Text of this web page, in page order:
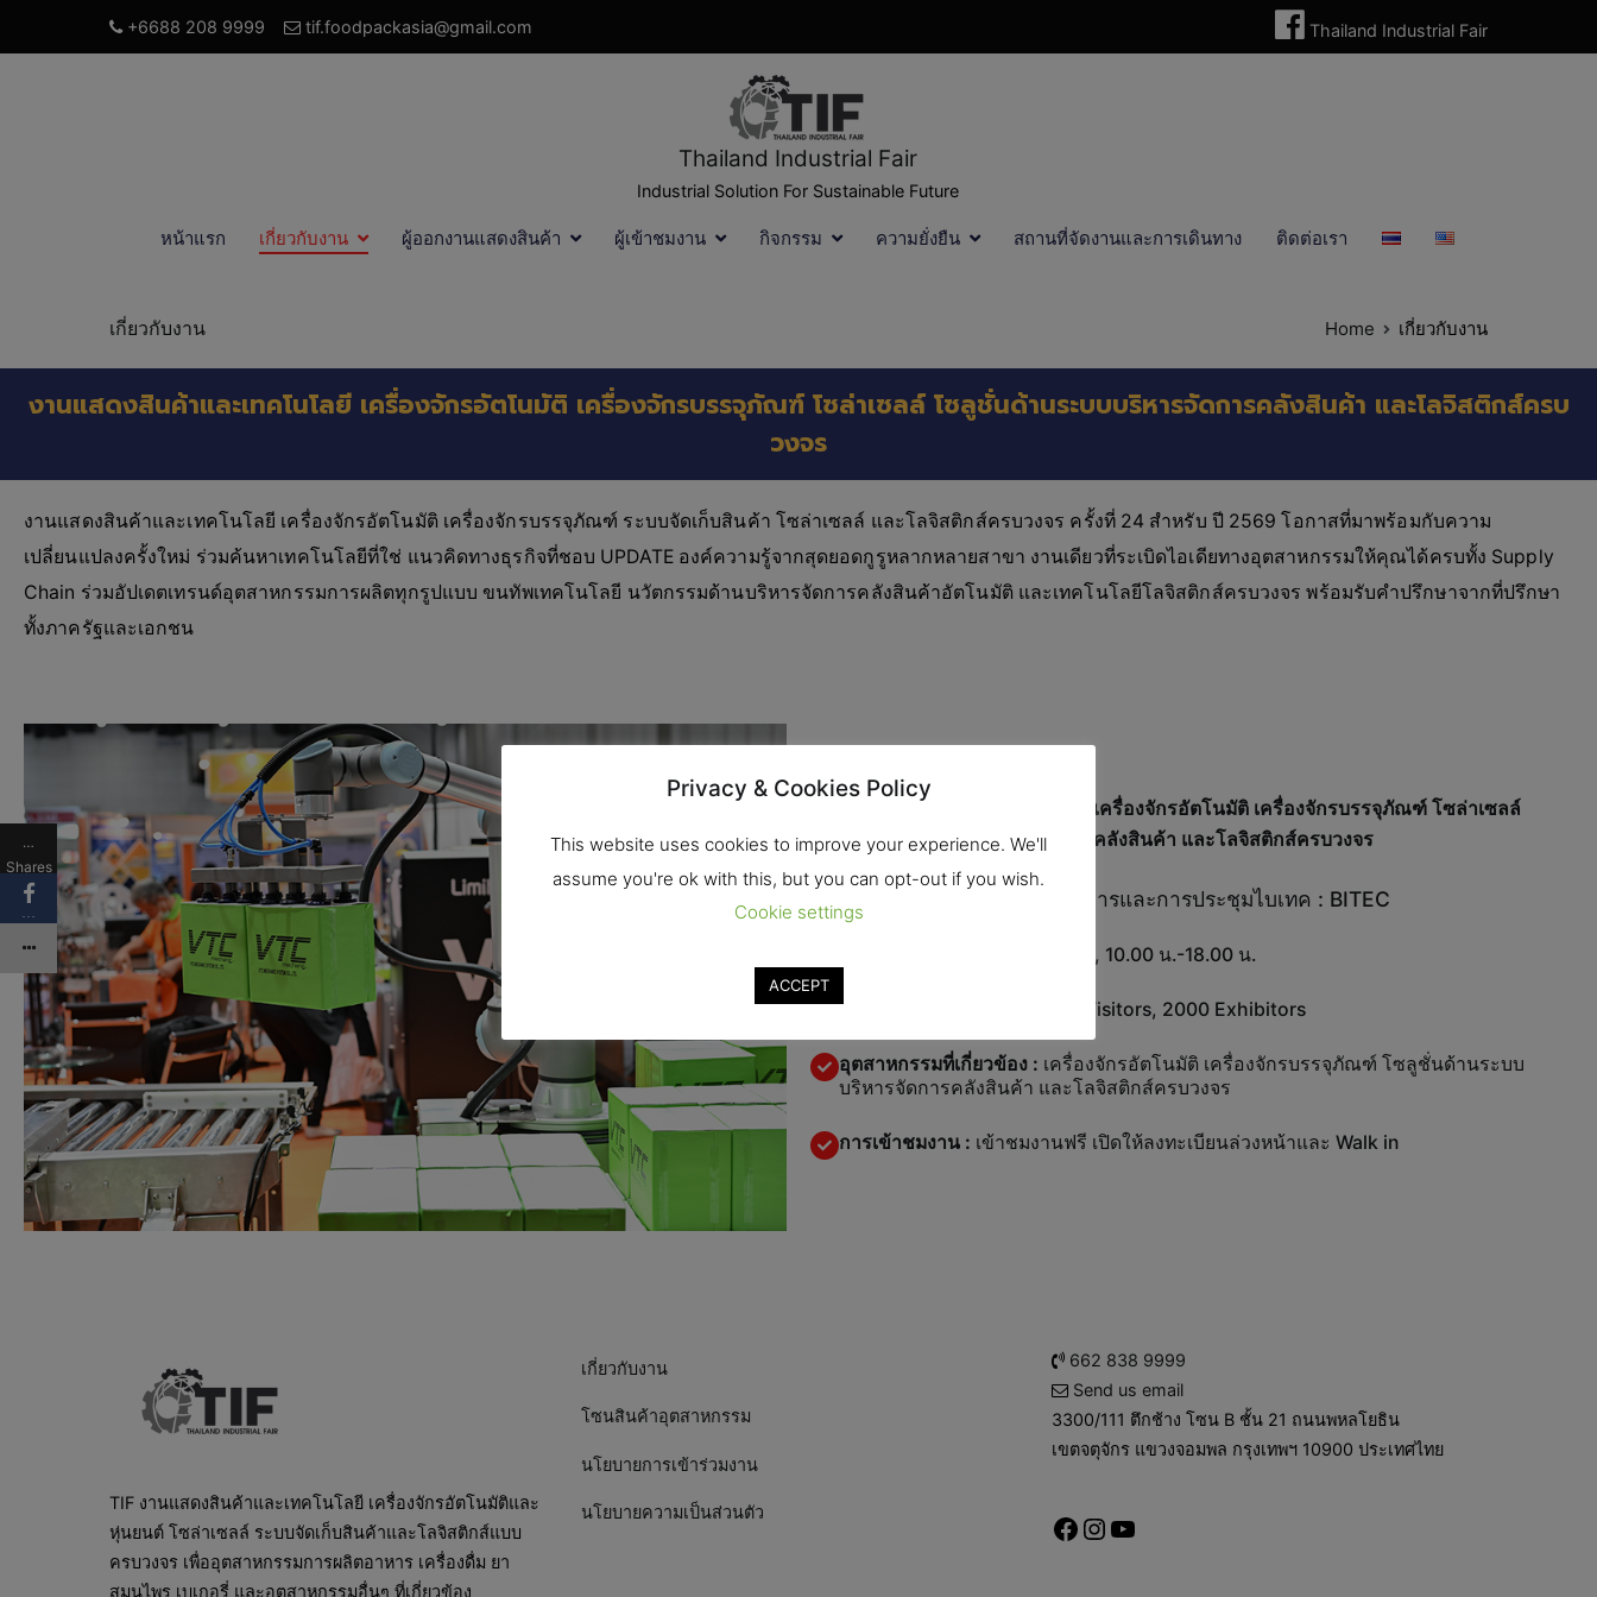
+6688 208 9999 tif.foodpackasia@gmail.com Thailand Industrial Fair
Thailand Industrial Fair
Industrial Solution For Sustainable Future
หน้าแรก เกี่ยวกับงาน ผู้ออกงานแสดงสินค้า ผู้เข้าชมงาน กิจกรรม ความยั่งยืน สถานที่จัดงานและการเดินทาง ติดต่อเรา
เกี่ยวกับงาน Home เกี่ยวกับงาน
งานแสดงสินค้าและเทคโนโลยี เครื่องจักรอัตโนมัติ เครื่องจักรบรรจุภัณฑ์ โซล่าเซลล์ โซลูชั่นด้านระบบบริหารจัดการคลังสินค้า และโลจิสติกส์ครบ
วงจร
งานแสดงสินค้าและเทคโนโลยี เครื่องจักรอัตโนมัติ เครื่องจักรบรรจุภัณฑ์ ระบบจัดเก็บสินค้า โซล่าเซลล์ และโลจิสติกส์ครบวงจร ครั้งที่ 24 สำหรับ ปี 2569 โอกาสที่มาพร้อมกับความ
เปลี่ยนแปลงครั้งใหม่ ร่วมค้นหาเทคโนโลยีที่ใช่ แนวคิดทางธุรกิจที่ชอบ UPDATE องค์ความรู้จากสุดยอดกูรูหลากหลายสาขา งานเดียวที่ระเบิดไอเดียทางอุตสาหกรรมให้คุณได้ครบทั้ง Supply
Chain ร่วมอัปเดตเทรนด์อุตสาหกรรมการผลิตทุกรูปแบบ ขนทัพเทคโนโลยี นวัตกรรมด้านบริหารจัดการคลังสินค้าอัตโนมัติ และเทคโนโลยีโลจิสติกส์ครบวงจร พร้อมรับคำปรึกษาจากที่ปรึกษา
ทั้งภาครัฐและเอกชน
งานแสดงสินค้าและเทคโนโลยี เครื่องจักรอัตโนมัติ เครื่องจักรบรรจุภัณฑ์ โซล่าเซลล์
โซลูชั่นด้านระบบบริหารจัดการคลังสินค้า และโลจิสติกส์ครบวงจร
ศูนย์นิทรรศการและการประชุมไบเทค : BITEC
18-21มี.ค.2569, 10.00 น.-18.00 น.
จำนวนโดยประมาณ : 20000 Visitors, 2000 Exhibitors
อุตสาหกรรมที่เกี่ยวข้อง : เครื่องจักรอัตโนมัติ เครื่องจักรบรรจุภัณฑ์ โซลูชั่นด้านระบบ
บริหารจัดการคลังสินค้า และโลจิสติกส์ครบวงจร
การเข้าชมงาน : เข้าชมงานฟรี เปิดให้ลงทะเบียนล่วงหน้าและ Walk in
TIF งานแสดงสินค้าและเทคโนโลยี เครื่องจักรอัตโนมัติและ
หุ่นยนต์ โซล่าเซลล์ ระบบจัดเก็บสินค้าและโลจิสติกส์แบบ
ครบวงจร เพื่ออุตสาหกรรมการผลิตอาหาร เครื่องดื่ม ยา
สมุนไพร เบเกอรี่ และอุตสาหกรรมอื่นๆ ที่เกี่ยวข้อง
เกี่ยวกับงาน
โซนสินค้าอุตสาหกรรม
นโยบายการเข้าร่วมงาน
นโยบายความเป็นส่วนตัว
662 838 9999
Send us email
3300/111 ตึกช้าง โซน B ชั้น 21 ถนนพหลโยธิน
เขตจตุจักร แขวงจอมพล กรุงเทพฯ 10900 ประเทศไทย
Privacy & Cookies Policy
This website uses cookies to improve your experience. We'll
assume you're ok with this, but you can opt-out if you wish.
Cookie settings
ACCEPT
…
Shares